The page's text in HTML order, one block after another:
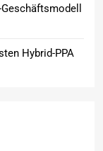
Hybrid-PPA